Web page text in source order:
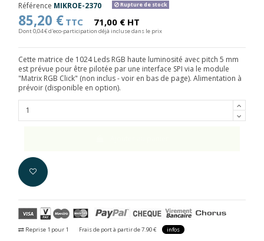
Référence MIKROE-2370 Rupture de stock
85,20 € TTC 71,00 € HT
Dont 0,04 € d'eco-participation déjà incluse dans le prix
Cette matrice de 1024 Leds RGB haute luminosité avec pitch 5 mm
est prévue pour être pilotée par une interface SPI via le module
"Matrix RGB Click" (non inclus - voir en bas de page). Alimentation à
prévoir (disponible en option).
Reprise 1 pour 1 Frais de port à partir de 7.90 € infos